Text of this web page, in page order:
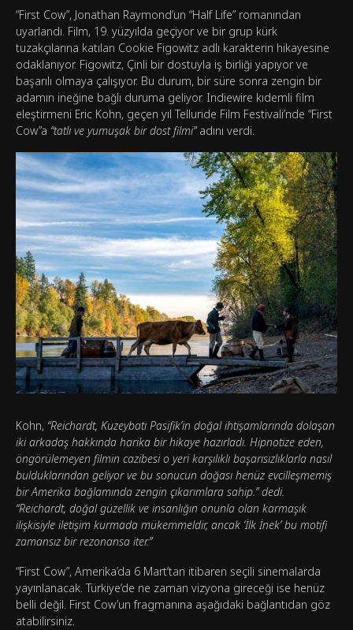
“First Cow”, Jonathan Raymond’un “Half Life” romanından
uyarlandı. Film, 19. yüzyılda geçiyor ve bir grup kürk
tuzakçılarına katılan Cookie Figowitz adlı karakterin hikayesine
odaklanıyor. Figowitz, Çinli bir dostuyla iş birliği yapıyor ve
başarılı olmaya çalışıyor. Bu durum, bir süre sonra zengin bir
adamın ineğine bağlı duruma geliyor. Indiewire kıdemli film
eleştirmeni Eric Kohn, geçen yıl Telluride Film Festivali’nde “First
Cow”a “tatlı ve yumuşak bir dost filmi”adını verdi.
Kohn, “Reichardt, Kuzeybatı Pasifik’in doğal ihtişamlarında dolaşan
iki arkadaş hakkında harika bir hikaye hazırladı. Hipnotize eden,
öngörülemeyen filmin cazibesi o yeri karşılıklı başarısızlıklarla nasıl
bulduklarından geliyor ve bu sonucun doğası henüz evcilleşmemiş
bir Amerika bağlamında zengin çıkarımlara sahip.” dedi.
“Reichardt, doğal güzellik ve insanlığın onunla olan karmaşık
ilişkisiyle iletişim kurmada mükemmeldir, ancak ‘İlk İnek’ bu motifi
zamansız bir rezonansa iter.”
“First Cow”, Amerika’da 6 Mart’tan itibaren seçili sinemalarda
yayınlanacak. Türkiye’de ne zaman vizyona gireceği ise henüz
belli değil. First Cow’un fragmanına aşağıdaki bağlantıdan göz
atabilirsiniz.